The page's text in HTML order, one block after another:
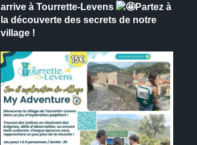
arrive à Tourrette-Levens
Partez à
la découverte des secrets de notre
village !